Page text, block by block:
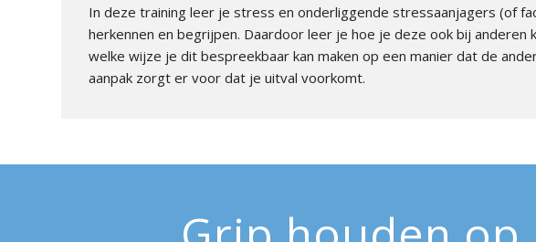
In deze training leer je stress en onderliggende stressaanjagers (of
herkennen en begrijpen. Daardoor leer je hoe je deze ook bij anderen
welke wijze je dit bespreekbaar kan maken op een manier dat de
aanpak zorgt er voor dat je uitval voorkomt.